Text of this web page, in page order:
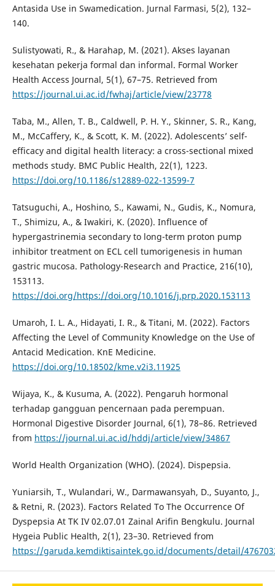
Antasida Use in Swamedication. Jurnal Farmasi, 5(2), 132–
140.
Sulistyowati, R., & Harahap, M. (2021). Akses layanan
kesehatan pekerja formal dan informal. Formal Worker
Health Access Journal, 5(1), 67–75. Retrieved from
https://journal.ui.ac.id/fwhaj/article/view/23778
Taba, M., Allen, T. B., Caldwell, P. H. Y., Skinner, S. R., Kang,
M., McCaffery, K., & Scott, K. M. (2022). Adolescents’ self-
efficacy and digital health literacy: a cross-sectional mixed
methods study. BMC Public Health, 22(1), 1223.
https://doi.org/10.1186/s12889-022-13599-7
Tatsuguchi, A., Hoshino, S., Kawami, N., Gudis, K., Nomura,
T., Shimizu, A., & Iwakiri, K. (2020). Influence of
hypergastrinemia secondary to long-term proton pump
inhibitor treatment on ECL cell tumorigenesis in human
gastric mucosa. Pathology-Research and Practice, 216(10),
153113.
https://doi.org/https://doi.org/10.1016/j.prp.2020.153113
Umaroh, I. L. A., Hidayati, I. R., & Titani, M. (2022). Factors
Affecting the Level of Community Knowledge on the Use of
Antacid Medication. KnE Medicine.
https://doi.org/10.18502/kme.v2i3.11925
Wijaya, K., & Kusuma, A. (2022). Pengaruh hormonal
terhadap gangguan pencernaan pada perempuan.
Hormonal Digestive Disorder Journal, 6(1), 78–86. Retrieved
from https://journal.ui.ac.id/hddj/article/view/34867
World Health Organization (WHO). (2024). Dispepsia.
Yuniarsih, T., Wulandari, W., Darmawansyah, D., Suyanto, J.,
& Retni, R. (2023). Factors Related To The Occurrence Of
Dyspepsia At TK IV 02.07.01 Zainal Arifin Bengkulu. Journal
Hygeia Public Health, 2(1), 23–30. Retrieved from
https://garuda.kemdiktisaintek.go.id/documents/detail/